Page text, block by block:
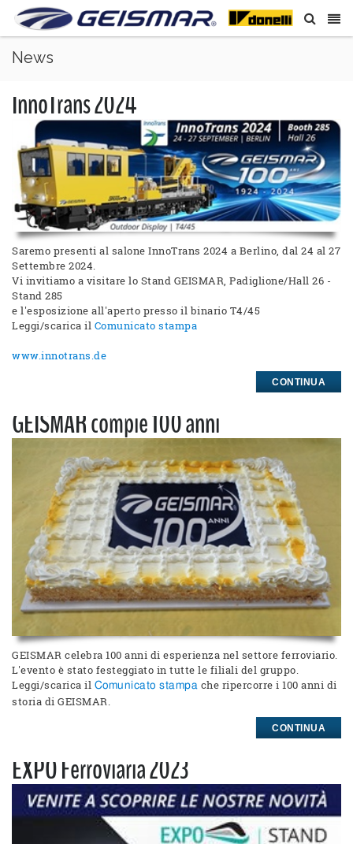
News
InnoTrans 2024
Saremo presenti al salone InnoTrans 2024 a Berlino, dal 24 al 27
Settembre 2024.
Vi invitiamo a visitare lo Stand GEISMAR, Padiglione/Hall 26 -
Stand 285
e l'esposizione all'aperto presso il binario T4/45
Leggi/scarica il Comunicato stampa
www.innotrans.de
CONTINUA
GEISMAR compie 100 anni
GEISMAR celebra 100 anni di esperienza nel settore ferroviario.
L'evento è stato festeggiato in tutte le filiali del gruppo.
Leggi/scarica il Comunicato stampa che ripercorre i 100 anni di
storia di GEISMAR.
CONTINUA
EXPO Ferroviaria 2023